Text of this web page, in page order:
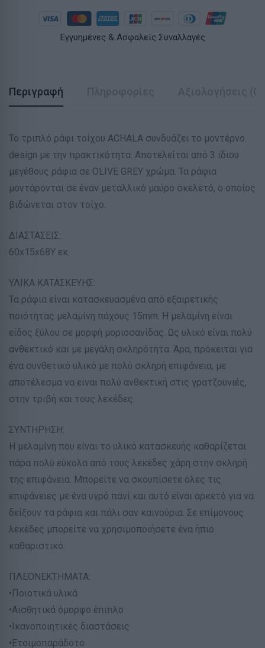
Εγγυημένες & Ασφαλείς Συναλλαγές
Περιγραφή
Το τριπλό ράφι τοίχου ACHALA συνδυάζει το μοντέρνο
design με την πρακτικότητα. Αποτελείται από 3 ίδιου
μεγέθους ράφια σε OLIVE GREY χρώμα. Τα ράφια
μοντάρονται σε έναν μεταλλικό μαύρο σκελετό, ο οποίος
βιδώνεται στον τοίχο.
ΔΙΑΣΤΑΣΕΙΣ:
60x15x68Υ εκ.
ΥΛΙΚΑ ΚΑΤΑΣΚΕΥΗΣ:
Τα ράφια είναι κατασκευασμένα από εξαιρετικής
ποιότητας μελαμίνη πάχους 15mm. Η μελαμίνη είναι
είδος ξύλου σε μορφή μοριοσανίδας. Ως υλικό είναι πολύ
ανθεκτικό και με μεγάλη σκληρότητα. Άρα, πρόκειται για
ένα συνθετικό υλικό με πολύ σκληρή επιφάνεια, με
αποτέλεσμα να είναι πολύ ανθεκτική στις γρατζουνιές,
στην τριβή και τους λεκέδες.
ΣΥΝΤΗΡΗΣΗ:
Η μελαμίνη που είναι το υλικό κατασκευής καθαρίζεται
πάρα πολύ εύκολα από τους λεκέδες χάρη στην σκληρή
της επιφάνεια. Μπορείτε να σκουπίσετε όλες τις
επιφάνειες με ένα υγρό πανί και αυτό είναι αρκετό για να
δείξουν τα ράφια και πάλι σαν καινούρια. Σε επίμονους
λεκέδες μπορείτε να χρησιμοποιήσετε ένα ήπιο
καθαριστικό.
ΠΛΕΟΝΕΚΤΗΜΑΤΑ:
•Ποιοτικά υλικά
•Αισθητικά όμορφο έπιπλο
•Ικανοποιητικές διαστάσεις
•Ετοιμοπαράδοτο